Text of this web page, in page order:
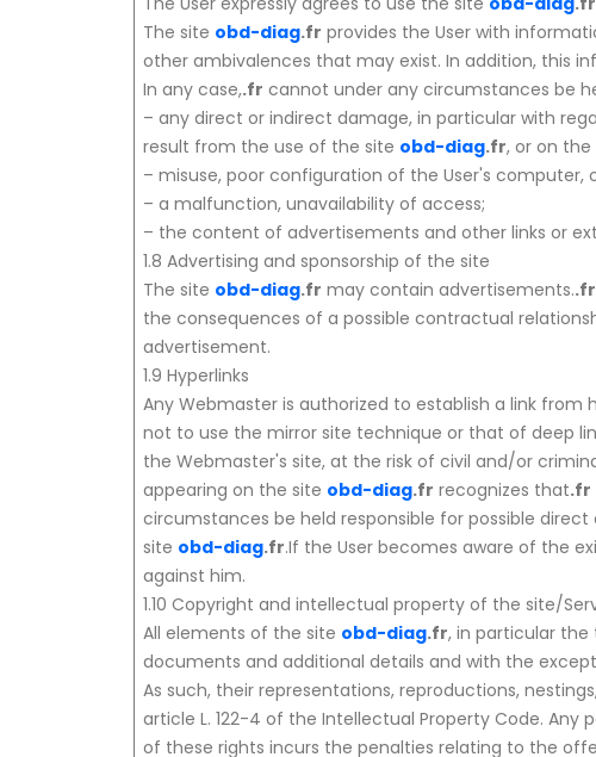
The site obd-diag.fr provides the User with
other ambivalences that may exist. In addition, this
In any case,.fr cannot under any circumstances be
– any direct or indirect damage, in particular with
result from the use of the site obd-diag.fr, or on
– misuse, poor configuration of the User's computer,
– a malfunction, unavailability of access;
– the content of advertisements and other links or
1.8 Advertising and sponsorship of the site
The site obd-diag.fr may contain advertisements..fr
the consequences of a possible contractual
advertisement.
1.9 Hyperlinks
Any Webmaster is authorized to establish a link from
not to use the mirror site technique or that of deep
the Webmaster's site, at the risk of civil and/or
appearing on the site obd-diag.fr recognizes that.fr
circumstances be held responsible for possible
site obd-diag.fr.If the User becomes aware of the
against him.
1.10 Copyright and intellectual property of the site/
All elements of the site obd-diag.fr, in particular
documents and additional details and with the
As such, their representations, reproductions,
article L. 122-4 of the Intellectual Property Code.
of these rights incurs the penalties relating to the